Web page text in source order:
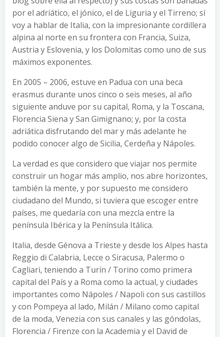
por el adriático, el jónico, el de Liguria y el Tirreno; sí
voy a hablar de Italia, con la impresionante cordillera
alpina al norte en su frontera con Francia, Suiza,
Austria y Eslovenia, y los Dolomitas como uno de sus
máximos exponentes.
En 2005 – 2006, estuve en Padua con una beca
erasmus durante unos cinco o seis meses, al año
siguiente anduve por su capital, Roma, y la Toscana,
Florencia Siena y San Gimignano; y, por la costa
adriática disfrutando del mar y más adelante he
podido conocer algo de Sicilia, Cerdeña y Nápoles.
La verdad es que considero que viajar nos permite
construir un hogar más amplio, nos abre horizontes,
también la mente, y por supuesto me considero
ciudadano del Mundo, si tuviera que escoger entre
países, me quedaría con una mezcla entre la
península Ibérica y la Península Itálica.
Italia, desde Génova a Trieste y desde los Alpes hasta
Reggio di Calabria, Lecce o Siracusa, Palermo o
Cagliari, teniendo a Turín / Torino como primera
capital del País y a Roma como la actual, y ciudades
importantes como Nápoles / Napoli con sus castillos
y con Pompeya al lado, Milán / Milano como capital
de la moda, Venezia con sus canales y las góndolas,
Florencia / Firenze con la Academia y el David de